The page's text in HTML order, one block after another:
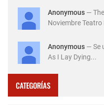
Anonymous — The Rasmus En Argentina!04 De
Noviembre Teatro
Anonymous — Se unificaron juntos los eventos de
As I Lay Dying...
CATEGORÍAS